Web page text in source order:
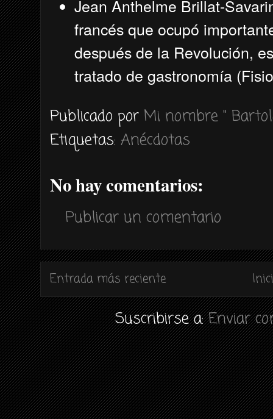
Jean Anthelme Brillat-
francés que ocupó
después de la Revolución,
tratado de gastronomía
Publicado por Mi nombre "
Etiquetas: Anécdotas
No hay comentarios:
Publicar un comentario
Entrada más reciente
Suscribirse a:Enviar